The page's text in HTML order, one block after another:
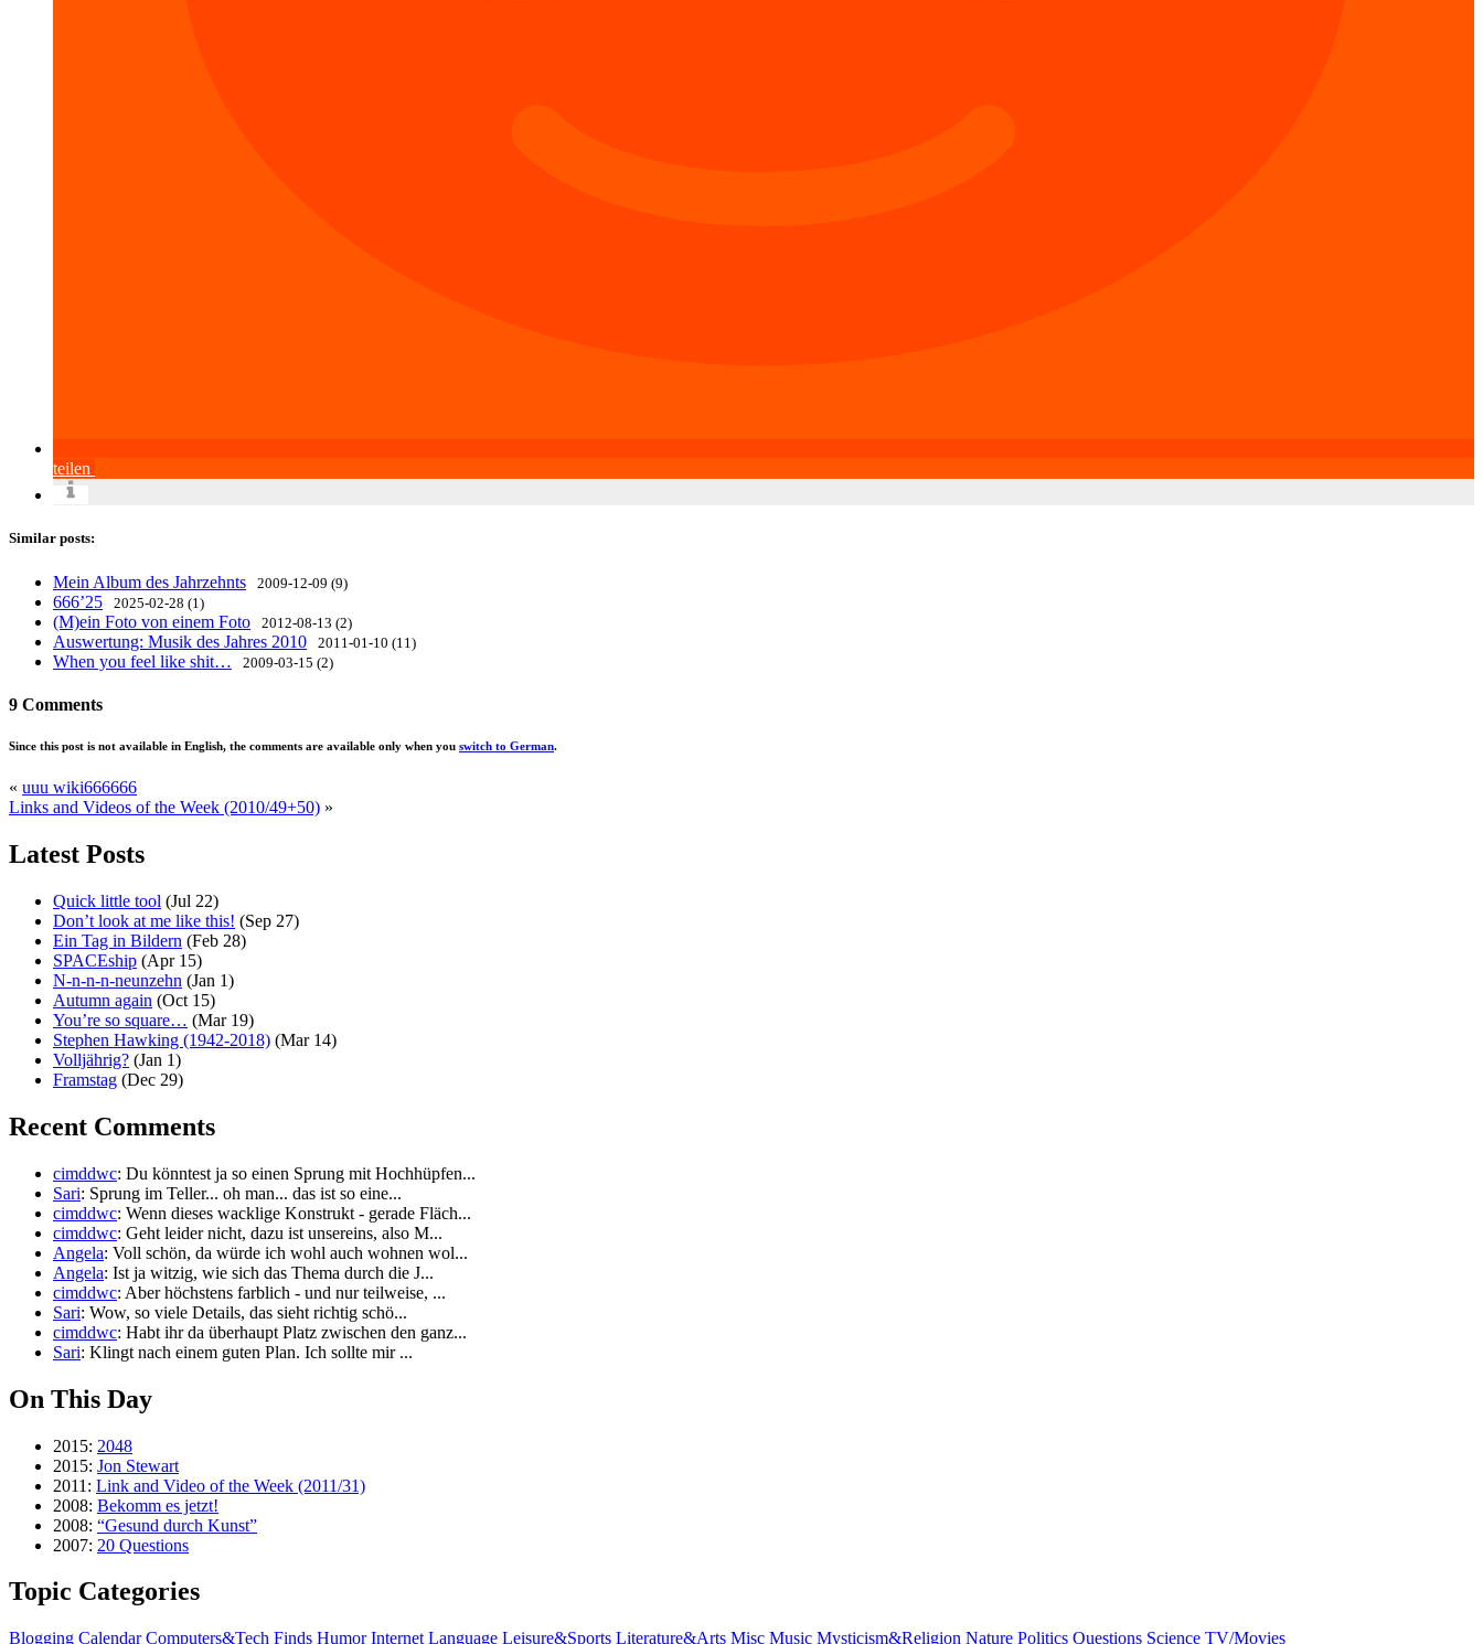
teilen
Similar posts:
Mein Album des Jahrzehnts 2009-12-09 (9)
666’25 2025-02-28 (1)
(M)ein Foto von einem Foto 2012-08-13 (2)
Auswertung: Musik des Jahres 2010 2011-01-10 (11)
When you feel like shit… 2009-03-15 (2)
9 Comments
Since this post is not available in English, the comments are available only when you switch to German.
« uuu wiki666666
Links and Videos of the Week (2010/49+50) »
Latest Posts
Quick little tool (Jul 22)
Don’t look at me like this! (Sep 27)
Ein Tag in Bildern (Feb 28)
SPACEship (Apr 15)
N-n-n-n-neunzehn (Jan 1)
Autumn again (Oct 15)
You’re so square… (Mar 19)
Stephen Hawking (1942-2018) (Mar 14)
Volljährig? (Jan 1)
Framstag (Dec 29)
Recent Comments
cimddwc: Du könntest ja so einen Sprung mit Hochhüpfen...
Sari: Sprung im Teller... oh man... das ist so eine...
cimddwc: Wenn dieses wacklige Konstrukt - gerade Fläch...
cimddwc: Geht leider nicht, dazu ist unsereins, also M...
Angela: Voll schön, da würde ich wohl auch wohnen wol...
Angela: Ist ja witzig, wie sich das Thema durch die J...
cimddwc: Aber höchstens farblich - und nur teilweise, ...
Sari: Wow, so viele Details, das sieht richtig schö...
cimddwc: Habt ihr da überhaupt Platz zwischen den ganz...
Sari: Klingt nach einem guten Plan. Ich sollte mir ...
On This Day
2015: 2048
2015: Jon Stewart
2011: Link and Video of the Week (2011/31)
2008: Bekomm es jetzt!
2008: “Gesund durch Kunst”
2007: 20 Questions
Topic Categories
Blogging Calendar Computers&Tech Finds Humor Internet Language Leisure&Sports Literature&Arts Misc Music Mysticism&Religion Nature Politics Questions Science TV/Movies